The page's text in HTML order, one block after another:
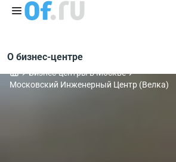
О бизнес-центре
Бизнес-центры в Москве
Московский Инженерный Центр (Велка)